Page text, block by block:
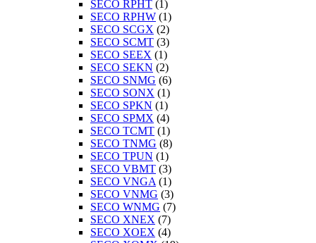
SECO RPHT (1)
SECO RPHW (1)
SECO SCGX (2)
SECO SCMT (3)
SECO SEEX (1)
SECO SEKN (2)
SECO SNMG (6)
SECO SONX (1)
SECO SPKN (1)
SECO SPMX (4)
SECO TCMT (1)
SECO TNMG (8)
SECO TPUN (1)
SECO VBMT (3)
SECO VNGA (1)
SECO VNMG (3)
SECO WNMG (7)
SECO XNEX (7)
SECO XOEX (4)